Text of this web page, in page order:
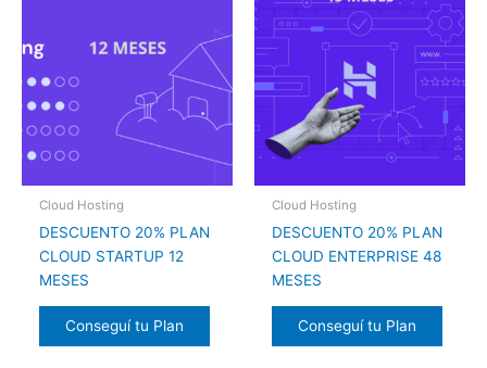
Cloud Hosting
DESCUENTO 20% PLAN
CLOUD STARTUP 12
MESES
Conseguí tu Plan
Cloud Hosting
DESCUENTO 20% PLAN
CLOUD ENTERPRISE 48
MESES
Conseguí tu Plan